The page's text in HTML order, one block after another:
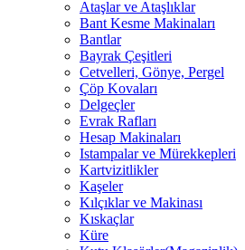
Ataşlar ve Ataşlıklar
Bant Kesme Makinaları
Bantlar
Bayrak Çeşitleri
Cetvelleri, Gönye, Pergel
Çöp Kovaları
Delgeçler
Evrak Rafları
Hesap Makinaları
Istampalar ve Mürekkepleri
Kartvizitlikler
Kaşeler
Kılçıklar ve Makinası
Kıskaçlar
Küre